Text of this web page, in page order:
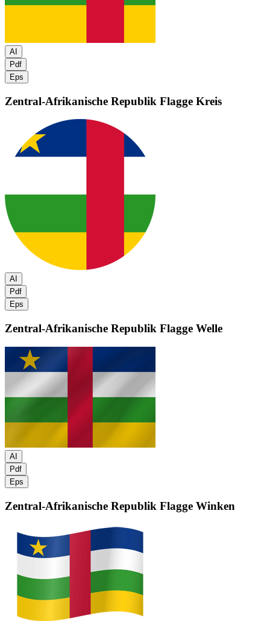
AI
Pdf
Eps
Zentral-Afrikanische Republik Flagge Kreis
AI
Pdf
Eps
Zentral-Afrikanische Republik Flagge Welle
AI
Pdf
Eps
Zentral-Afrikanische Republik Flagge Winken